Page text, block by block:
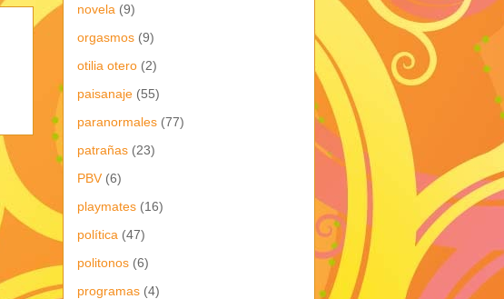
novela (9)
orgasmos (9)
otilia otero (2)
paisanaje (55)
paranormales (77)
patrañas (23)
PBV (6)
playmates (16)
política (47)
politonos (6)
programas (4)